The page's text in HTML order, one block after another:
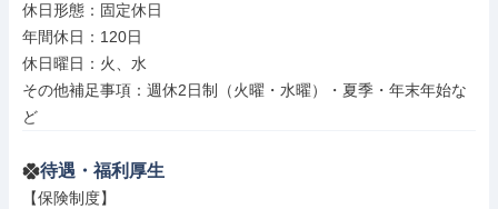
休日形態：固定休日
年間休日：120日
休日曜日：火、水
その他補足事項：週休2日制（火曜・水曜）・夏季・年末年始な
ど
待遇・福利厚生
【保険制度】